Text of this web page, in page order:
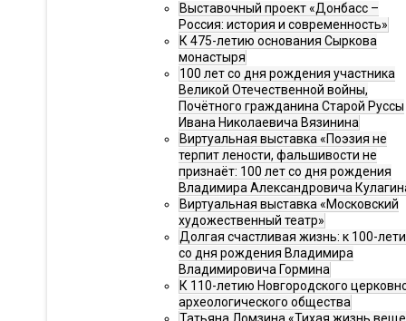
Выставочный проект «Донбасс –
Россия: история и современность»
К 475-летию основания Сыркова
монастыря
100 лет со дня рождения участника
Великой Отечественной войны,
Почётного гражданина Старой Руссы
Ивана Николаевича Вязинина
Виртуальная выставка «Поэзия не
терпит лености, фальшивости не
признаёт: 100 лет со дня рождения
Владимира Александровича
Виртуальная выставка «Московский
художественный театр»
Долгая счастливая жизнь: к 100-
со дня рождения Владимира
Владимировича Гормина
К 110-летию Новгородского
археологического общества